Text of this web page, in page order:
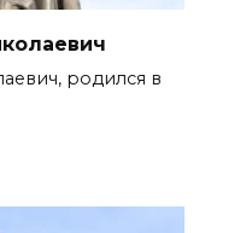
родился в